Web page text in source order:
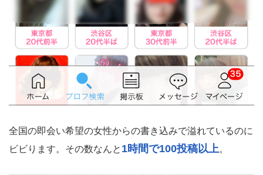
全国の即会い希望の女性からの書き込みで溢れているのに
ビビります。その数なんと 1時間で100投稿以上。